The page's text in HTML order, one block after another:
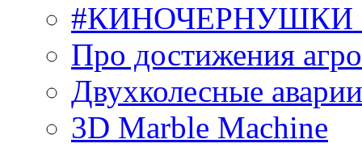
#КИНОЧЕРНУШКИ
Про достижения
Двухколесные
3D Marble Machine